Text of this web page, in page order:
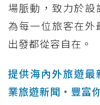
場脈動，致力於
為每一位旅客在
出發都從容自在。
提供海內外旅遊最
業旅遊新聞‧豐富